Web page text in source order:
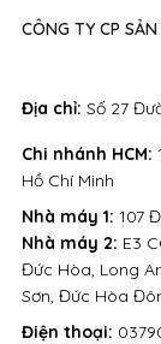
Địa chỉ: Số 27
Điện thoại:
CÔNG TY CP
Nhà máy 1: 107
Nhà máy 2: E3
Đức Hòa, Long
Sơn, Đức Hòa
Chi nhánh HCM:
Hồ Chí Minh